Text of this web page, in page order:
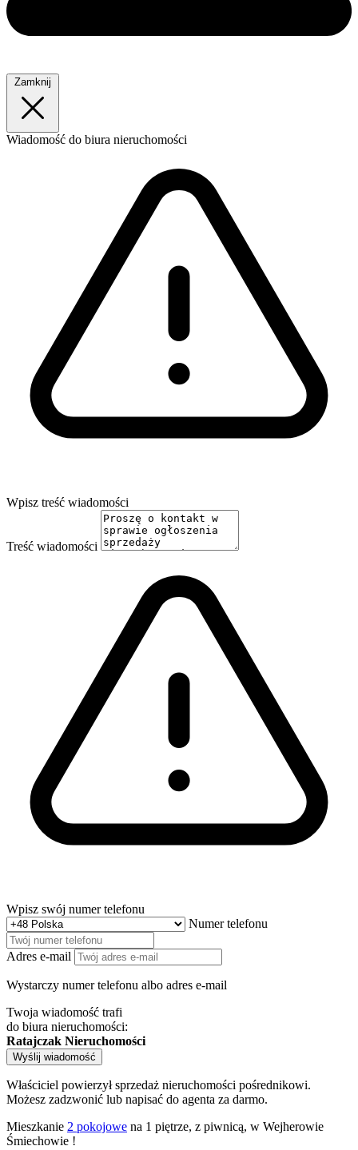
Zamknij
Wiadomość do biura nieruchomości
Wpisz treść wiadomości
Treść wiadomości
Wpisz swój numer telefonu
Numer telefonu
Adres e-mail
Wystarczy numer telefonu albo adres e-mail
Twoja wiadomość trafi
do biura nieruchomości:
Ratajczak Nieruchomości
Wyślij wiadomość
Właściciel powierzył sprzedaż nieruchomości pośrednikowi.
Możesz zadzwonić lub napisać do agenta za darmo.
Mieszkanie 2 pokojowe na 1 piętrze, z piwnicą, w Wejherowie
Śmiechowie !